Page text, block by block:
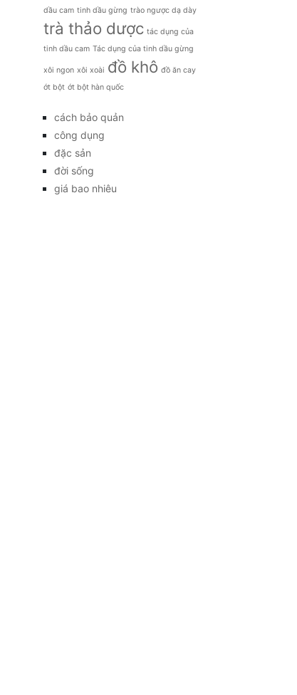
dầu cam tinh dầu gừng trào ngược dạ dày
trà thảo dược tác dụng của
tinh dầu cam Tác dụng của tinh dầu gừng
xôi ngon xôi xoài đồ khô đồ ăn cay
ớt bột ớt bột hàn quốc
cách bảo quản
công dụng
đặc sản
đời sống
giá bao nhiêu